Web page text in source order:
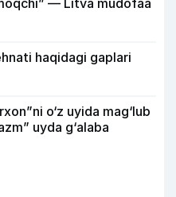
— Litva mudofaa
haqidagi gaplari
o‘z uyida mag‘lub
uyda g‘alaba